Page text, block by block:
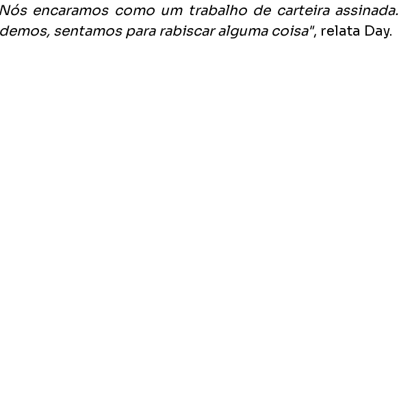
encaramos como um trabalho de carteira assinada.
sentamos para rabiscar alguma coisa", relata Day.